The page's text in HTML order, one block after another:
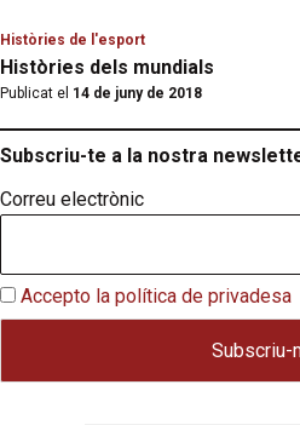
Històries de l'esport
Històries dels mundials
Publicat el 14 de juny de 2018
Subscriu-te a la nostra
Correu electrònic
Accepto la política de privadesa